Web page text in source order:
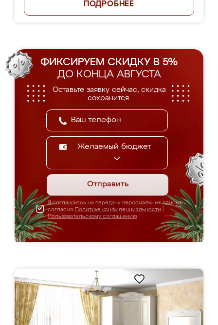
ПОДРОБНЕЕ
ФИКСИРУЕМ СКИДКУ В 5%
ДО КОНЦА АВГУСТА
Оставьте заявку сейчас, скидка
сохранится.
Желаемый бюджет
Отправить
Я соглашаюсь на передачу персональных данных
согласно Политике конфиденциальности
Пользовательскому соглашению